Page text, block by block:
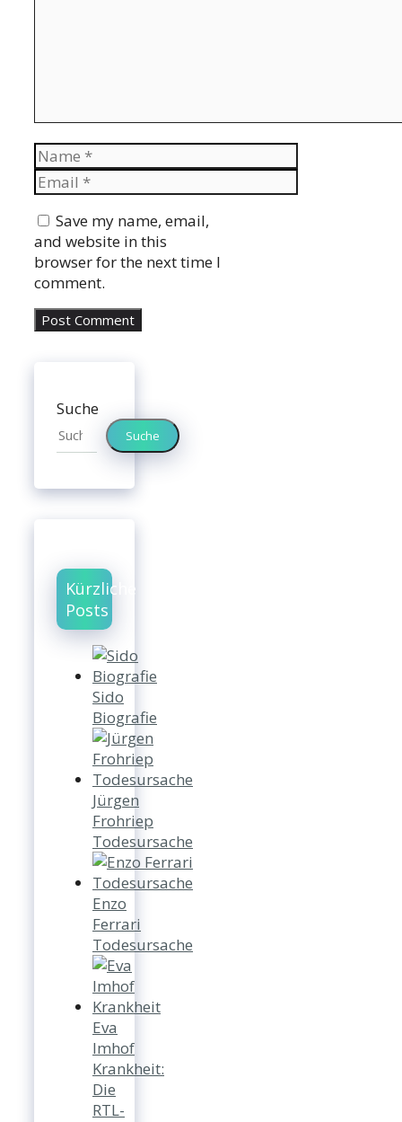
Name
Email
Save my name, email,
and website in this
browser for the next time I
comment.
Suche
Suche
Kürzliche
Posts
Sido
Biografie
Jürgen
Frohriep
Todesursache
Enzo
Ferrari
Todesursache
Eva
Imhof
Krankheit:
Die
RTL-